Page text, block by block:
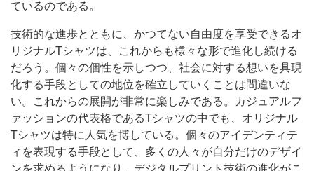
ているのである。
技術的な進歩とともに、かつてない自由度を享受できるオ
リジナルTシャツは、これからも様々な形で進化し続ける
だろう。個々の個性を示しつつ、社会に対する想いを具現
化する手段としての地位を確立していくことは間違いな
い。これからの展開が非常に楽しみである。カジュアルフ
ァッションの代表格であるTシャツの中でも、オリジナル
Tシャツは特に人気を博している。個々のアイデンティテ
ィを表現する手段として、多くの人々が自分だけのデザイ
ンを求めるようになり、デジタルプリント技術の進化がこ